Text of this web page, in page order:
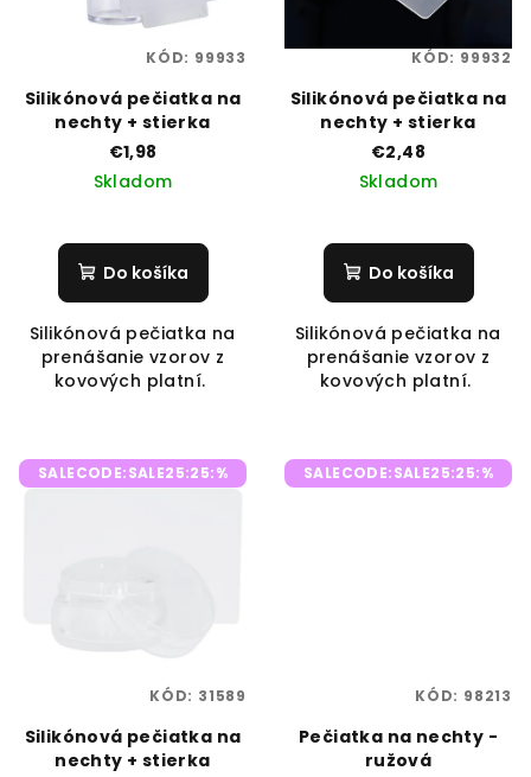
d
uSilikónová pečiatka na
nechty + stierka
€1,98
Skladom
Do košíka
Silikónová pečiatka na
prenášanie vzorov z
kovových platní.
KÓD: 99933
Silikónová pečiatka na
nechty + stierka
€2,48
Skladom
Do košíka
Silikónová pečiatka na
prenášanie vzorov z
kovových platní.
KÓD: 99932
SALECODE:SALE25:25:%
Silikónová pečiatka na
nechty + stierka
KÓD: 31589
SALECODE:SALE25:25:%
Pečiatka na nechty -
ružová
KÓD: 98213